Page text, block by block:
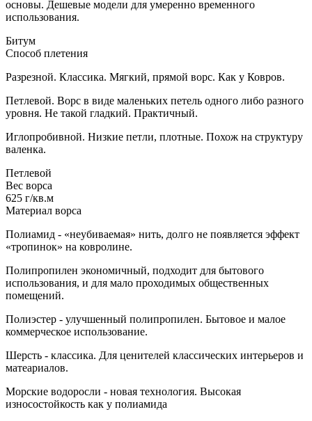
основы. Дешевые модели для умеренно временного
использования.
Битум
Способ плетения
Разрезной. Классика. Мягкий, прямой ворс. Как у Ковров.
Петлевой. Ворс в виде маленьких петель одного либо разного
уровня. Не такой гладкий. Практичный.
Иглопробивной. Низкие петли, плотные. Похож на структуру
валенка.
Петлевой
Вес ворса
625 г/кв.м
Материал ворса
Полиамид - «неубиваемая» нить, долго не появляется эффект
«тропинок» на ковролине.
Полипропилен экономичный, подходит для бытового
использования, и для мало проходимых общественных
помещений.
Полиэстер - улучшенный полипропилен. Бытовое и малое
коммерческое использование.
Шерсть - классика. Для ценителей классических интерьеров и
матеариалов.
Морские водоросли - новая технология. Высокая
износостойкость как у полиамида